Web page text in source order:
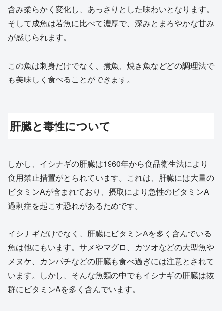
含み柔らかく変化し、あっさりとした味わいとなります。
そして成魚は若魚に比べて濃厚で、深みとまろやかな甘み
が感じられます。
この魚は刺身だけでなく、煮魚、焼き魚などどの調理法で
も美味しく食べることができます。
肝臓と毒性について
しかし、イシナギの肝臓は1960年から食品衛生法により
食用禁止措置がとられています。これは、肝臓には大量の
ビタミンAが含まれており、摂取により急性のビタミンA
過剰症を起こす恐れがあるためです。
イシナギだけでなく、肝臓にビタミンAを多く含んでいる
魚は他にもいます。サメやマグロ、カツオなどの大型魚や
メヌケ、カンパチなどの肝臓も食べ過ぎには注意とされて
います。しかし、そんな魚類の中でもイシナギの肝臓は抜
群にビタミンAを多く含んでいます。